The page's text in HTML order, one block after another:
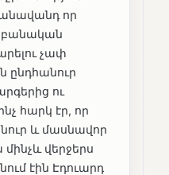
որ
չափ
ընդհանուր
ու
հարկ էր, որ
և մասնավոր
վերջերս
էին Էդուարդ